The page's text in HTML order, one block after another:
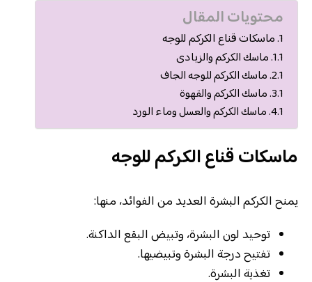
محتويات المقال
ماسكات قناع الكركم للوجه
ماسك الكركم والزبادى
ماسك الكركم للوجه الجاف
ماسك الكركم والقهوة
ماسك الكركم والعسل وماء الورد
ماسكات قناع الكركم للوجه
يمنح الكركم البشرة العديد من الفوائد، منها:
توحيد لون البشرة، وتبيض البقع الداكنة.
تفتيح درجة البشرة وتبيضيها.
تغذية البشرة.